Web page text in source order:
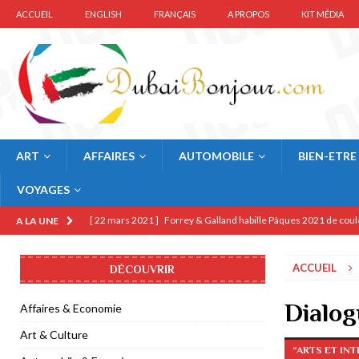
ACCUEIL ENGLISH FRANÇAIS A PROPOS KIT MÉDIA
ART AFFAIRES AUTOMOBILE BIEN-ETRE
VOYAGES
A LA UNE [ 22 mars 2021 ] Forrey & Galland habille Pâques 2021 de
[ 7 décembre 2020 ] Business France lance French Design
[ 16 juillet 2020 ] Fabergé dévoile sa collection Hilal Crescent
[ 23 août 2022 ] Popeyes ouvre ses portes au centre Al
ACCUEIL
“ARTS ET
DÉCOUVRIR
Affaires & Economie
Art & Culture